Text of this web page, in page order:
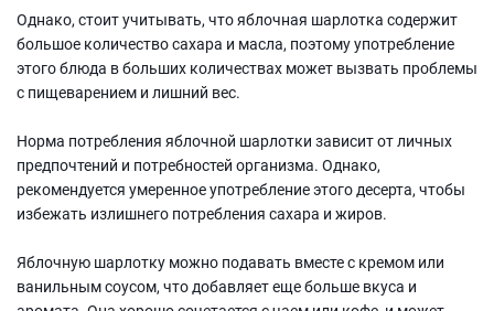
Однако, стоит учитывать, что яблочная шарлотка содержит
большое количество сахара и масла, поэтому употребление
этого блюда в больших количествах может вызвать проблемы
с пищеварением и лишний вес.
Норма потребления яблочной шарлотки зависит от личных
предпочтений и потребностей организма. Однако,
рекомендуется умеренное употребление этого десерта, чтобы
избежать излишнего потребления сахара и жиров.
Яблочную шарлотку можно подавать вместе с кремом или
ванильным соусом, что добавляет еще больше вкуса и